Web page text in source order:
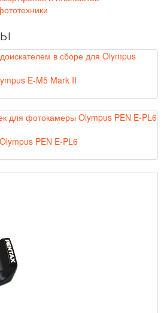
E‑M5 Mark II
PEN E-PL6